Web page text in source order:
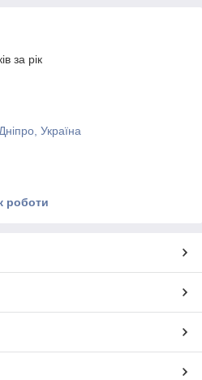
за рік
Україна
роботи